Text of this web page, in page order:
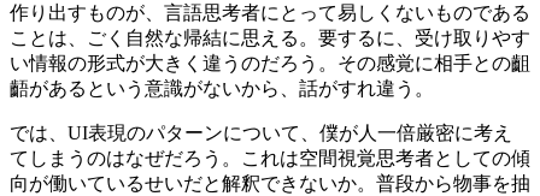
作り出すものが、言語思考者にとって易しくないものである
ことは、ごく自然な帰結に思える。要するに、受け取りやす
い情報の形式が大きく違うのだろう。その感覚に相手との齟
齬があるという意識がないから、話がすれ違う。
では、UI表現のパターンについて、僕が人一倍厳密に考え
てしまうのはなぜだろう。これは空間視覚思考者としての傾
向が働いているせいだと解釈できないか。普段から物事を抽